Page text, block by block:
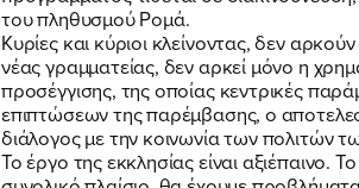
του πληθυσμού Ρομά.
Κυρίες και κύριοι κλείνοντας, δεν
νέας γραμματείας, δεν αρκεί μόνο η
προσέγγισης, της οποίας κεντρικές
επιπτώσεων της παρέμβασης, ο
διάλογος με την κοινωνία των πολιτών
Το έργο της εκκλησίας είναι αξιέπαινο.